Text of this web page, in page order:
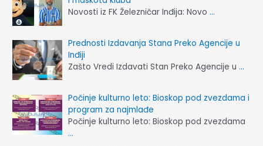
Novosti iz FK Železničar Inđija: Novo…
Prednosti Izdavanja Stana Preko Agencije u
Inđiji
Zašto Vredi Izdavati Stan Preko Agencije u…
Počinje kulturno leto: Bioskop pod zvezdama i
program za najmlađe
Počinje kulturno leto: Bioskop pod zvezdama
…